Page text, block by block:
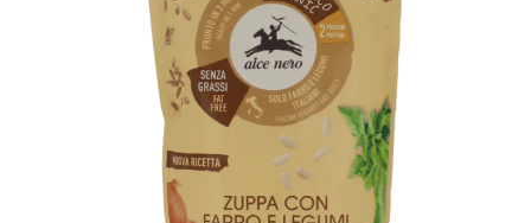
Оставить отзыв
Оформление заказа